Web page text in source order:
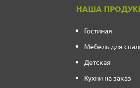
НАША
Гостиная
Мебель для
Детская
Кухни на заказ